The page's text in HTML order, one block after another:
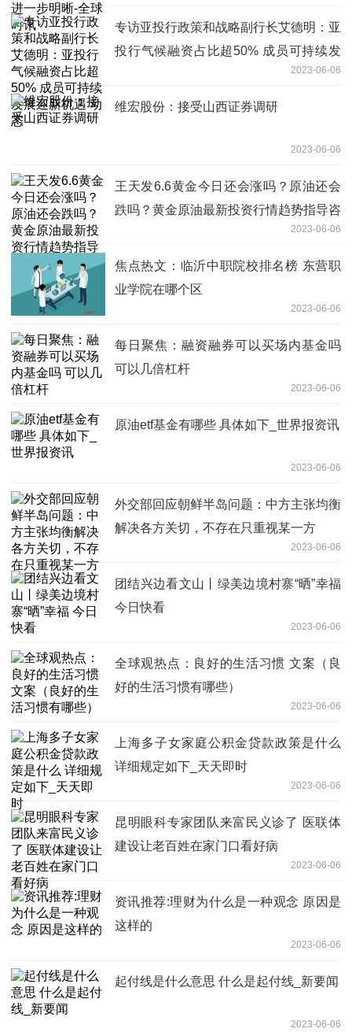
专访亚投行政策和战略副行长艾德明：亚
投行气候融资占比超50% 成员可持续发
2023-06-06
维宏股份：接受山西证券调研
2023-06-06
王天发6.6黄金今日还会涨吗？原油还会
跌吗？黄金原油最新投资行情趋势指导咨
2023-06-06
焦点热文：临沂中职院校排名榜 东营职
业学院在哪个区
2023-06-06
每日聚焦：融资融券可以买场内基金吗
可以几倍杠杆
2023-06-06
原油etf基金有哪些 具体如下_世界报资讯
2023-06-06
外交部回应朝鲜半岛问题：中方主张均衡
解决各方关切，不存在只重视某一方
2023-06-06
团结兴边看文山丨绿美边境村寨“晒”幸福
今日快看
2023-06-06
全球观热点：良好的生活习惯 文案（良
好的生活习惯有哪些）
2023-06-06
上海多子女家庭公积金贷款政策是什么
详细规定如下_天天即时
2023-06-06
昆明眼科专家团队来富民义诊了 医联体
建设让老百姓在家门口看好病
2023-06-06
资讯推荐:理财为什么是一种观念 原因是
这样的
2023-06-06
起付线是什么意思 什么是起付线_新要闻
2023-06-06